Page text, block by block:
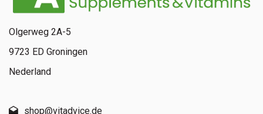
Olgerweg 2A-5
9723 ED Groningen
Nederland
shop@vitadvice.de